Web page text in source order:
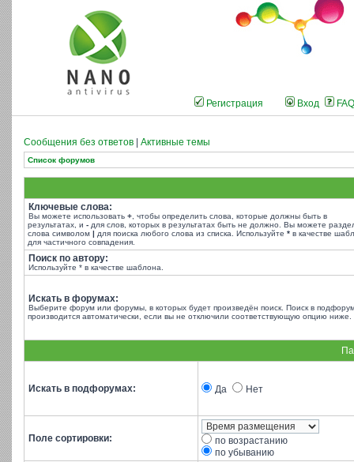
Регистрация Вход FAQ
Сообщения без ответов Активные темы
Список форумов
Ключевые слова:
Вы можете использовать + , чтобы определить слова, которые должны быть в
результатах, и - для слов, которых в результатах быть не должно. Вы можете
слова символом | для поиска любого слова из списка. Используйте * в качестве
для частичного совпадения.
Поиск по автору:
Используйте * в качестве шаблона.
Искать в форумах:
Выберите форум или форумы, в которых будет произведён поиск. Поиск в
производится автоматически, если вы не отключили соответствующую опцию ниже.
Искать в подфорумах: Да Нет
Поле сортировки:
по возрастанию
по убыванию